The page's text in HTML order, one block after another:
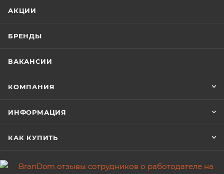
АКЦИИ
БРЕНДЫ
ВАКАНСИИ
КОМПАНИЯ
ИНФОРМАЦИЯ
КАК КУПИТЬ